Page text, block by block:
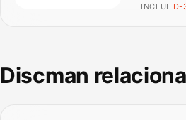
INCLUI D-
Discman